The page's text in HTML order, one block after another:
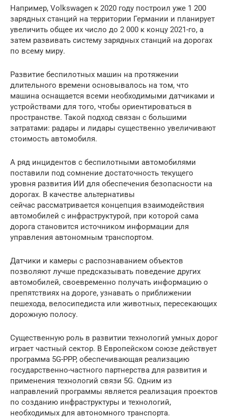
Например, Volkswagen к 2020 году построил уже 1 200
зарядных станций на территории Германии и планирует
увеличить общее их число до 2 000 к концу 2021-го, а
затем развивать систему зарядных станций на дорогах
по всему миру.
Развитие беспилотных машин на протяжении
длительного времени основывалось на том, что
машина оснащается всеми необходимыми датчиками и
устройствами для того, чтобы ориентироваться в
пространстве. Такой подход связан с большими
затратами: радары и лидары существенно увеличивают
стоимость автомобиля.
А ряд инцидентов с беспилотными автомобилями
поставили под сомнение достаточность текущего
уровня развития ИИ для обеспечения безопасности на
дорогах. В качестве альтернативы
сейчас рассматривается концепция взаимодействия
автомобилей с инфраструктурой, при которой сама
дорога становится источником информации для
управления автономным транспортом.
Датчики и камеры с распознаванием объектов
позволяют лучше предсказывать поведение других
автомобилей, своевременно получать информацию о
препятствиях на дороге, узнавать о приближении
пешехода, велосипедиста или животных, пересекающих
дорожную полосу.
Существенную роль в развитии технологий умных дорог
играет частный сектор. В Европейском союзе действует
программа 5G-PPP, обеспечивающая реализацию
государственно-частного партнерства для развития и
применения технологий связи 5G. Одним из
направлений программы является реализация проектов
по созданию инфраструктуры и технологий,
необходимых для автономного транспорта.